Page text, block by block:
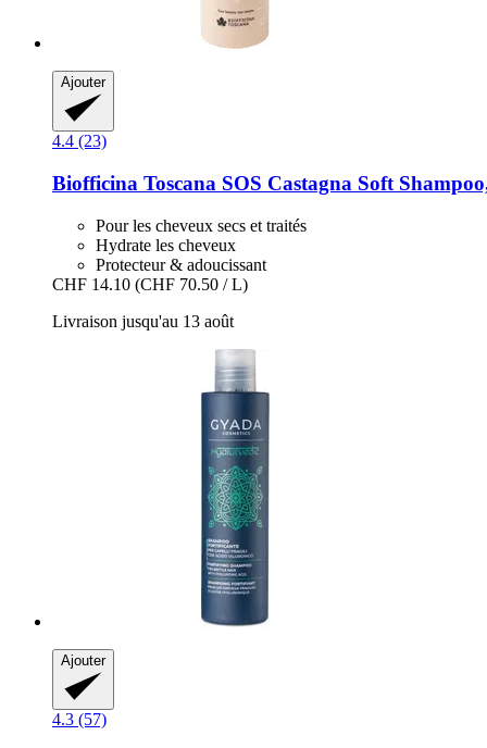
Ajouter
4.4 (23)
Biofficina Toscana SOS Castagna Soft
Pour les cheveux secs et traités
Hydrate les cheveux
Protecteur & adoucissant
CHF 14.10 (CHF 70.50 / L)
Livraison jusqu'au 13 août
Ajouter
4.3 (57)